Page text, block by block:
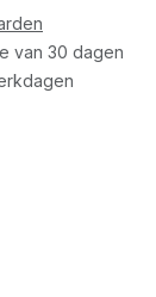
van 30 dagen